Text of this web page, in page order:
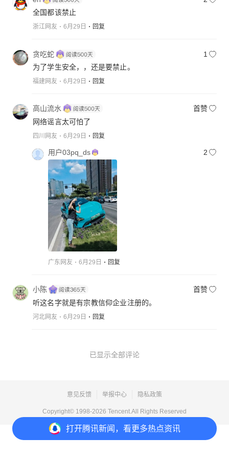
打开腾讯新闻，看更多热点资讯
全国都该禁止
浙江网友 6月29日 回复
贪吃蛇
1
为了学生安全，，还是要禁止。
福建网友 6月29日 回复
高山流水
首赞
网络谣言太可怕了
四川网友 6月29日 回复
用户03pq_ds 2
广东网友 6月29日 回复
小陈
首赞
听这名字就是有宗教信仰企业注册的。
河北网友 6月29日 回复
已显示全部评论
意见反馈 举报中心 隐私政策
Copyright© 1998-2026 Tencent.All Rights Reserved